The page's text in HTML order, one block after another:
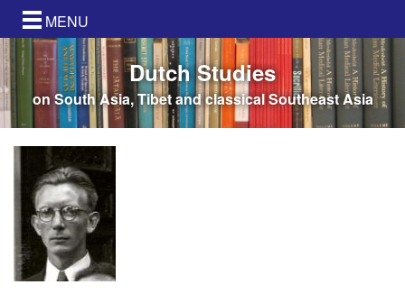
MENU
Dutch Studies
on South Asia, Tibet and classical Southeast Asia